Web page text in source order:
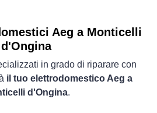
Aeg a Monticelli
d'Ongina
in grado di riparare con
il tuo elettrodomestico Aeg a
d'Ongina.